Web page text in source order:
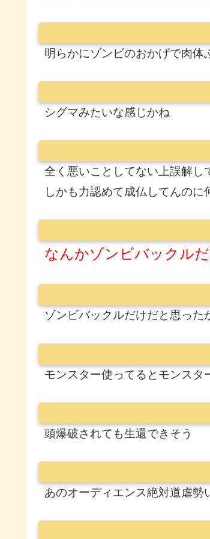
明らかにゾンビのおかげで肉体
シグマみたいな感じかね
全く悪いことしてない上誤解し
しかも力認めて成仏してんの
なんかゾンビバックル
ゾンビバックルだけだと思った
モンスター使ってるとモンス
頭爆破されても生還できそう
あのオーディエンス絶対道虐勢